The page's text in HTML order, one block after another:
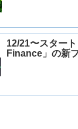
12/21〜スター
Finance」の新